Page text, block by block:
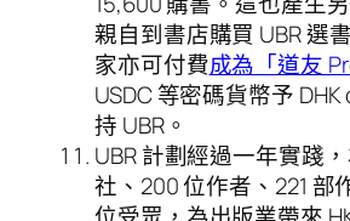
親自到書店購買 UBR 選
家亦可付費成為「道友
USDC 等密碼貨幣予
持 UBR。
UBR 計劃經過一年實踐
社、200 位作者、221 部